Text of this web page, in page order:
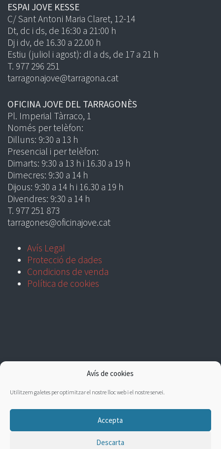
Avís de cookies
Utilitzem galetes per optimitzar el nostre lloc web i el nostre servei.
Accepta
Descarta
ESPAI JOVE KESSE
C/ Sant Antoni Maria Claret, 12-14
Dt, dc i ds, de 16:30 a 21:00 h
Dj i dv, de 16.30 a 22.00 h
Estiu (juliol i agost): dl a ds, de 17 a 21 h
T. 977 296 251
tarragonajove@tarragona.cat
OFICINA JOVE DEL TARRAGONÈS
Pl. Imperial Tàrraco, 1
Només per telèfon:
Dilluns: 9:30 a 13 h
Presencial i per telèfon:
Dimarts: 9:30 a 13 h i 16.30 a 19 h
Dimecres: 9:30 a 14 h
Dijous: 9:30 a 14 h i 16.30 a 19 h
Divendres: 9:30 a 14 h
T. 977 251 873
tarragones@oficinajove.cat
Avís Legal
Protecció de dades
Condicions de venda
Política de cookies